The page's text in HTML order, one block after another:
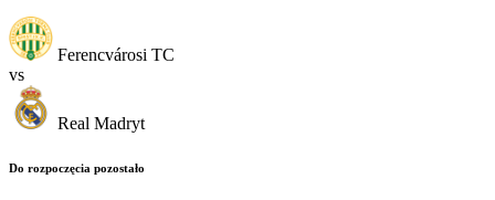
Ferencvárosi TC
vs
Real Madryt
Do rozpoczęcia pozostało